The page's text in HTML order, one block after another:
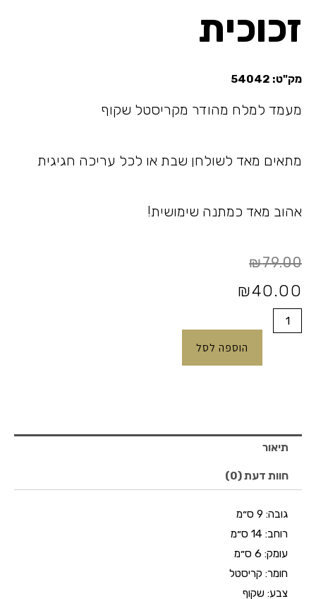
זכוכית
מק"ט: 54042
מעמד למלח מהודר מקריסטל שקוף
מתאים מאד לשולחן שבת או לכל עריכה חגיגית
אהוב מאד כמתנה שימושית!
₪79.00
המחיר
המקורי
היה:
₪40.00
המחיר
הנוכחי
הוא:
כמות
שבבי
הוספה לסל
תיאור
חוות דעת (0)
גובה: 9 ס״מ
רוחב: 14 ס״מ
עומק: 6 ס״מ
חומר: קריסטל
צבע: שקוף